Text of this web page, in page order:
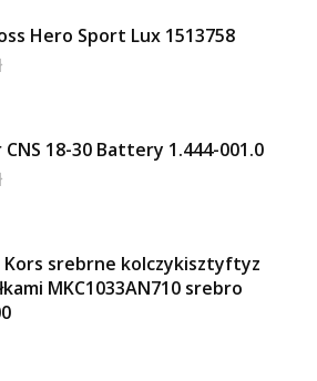
Hero Sport Lux 1513758
18-30 Battery 1.444-001.0
Kors srebrne kolczykisztyftyz
MKC1033AN710 srebro